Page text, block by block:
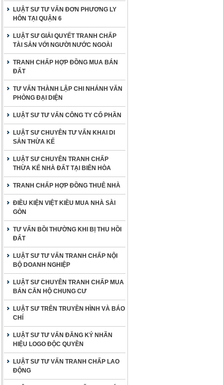
LUẬT SƯ TƯ VẤN ĐƠN PHƯƠNG LY
HÔN TẠI QUẬN 6
LUẬT SƯ GIẢI QUYẾT TRANH CHẤP
TÀI SẢN VỚI NGƯỜI NƯỚC NGOÀI
TRANH CHẤP HỢP ĐỒNG MUA BÁN
ĐẤT
TƯ VẤN THÀNH LẬP CHI NHÁNH VĂN
PHÒNG ĐẠI DIỆN
LUẬT SƯ TƯ VẤN CÔNG TY CỔ PHẦN
LUẬT SƯ CHUYÊN TƯ VẤN KHAI DI
SẢN THỪA KẾ
LUẬT SƯ CHUYÊN TRANH CHẤP
THỪA KẾ NHÀ ĐẤT TẠI BIÊN HÒA
TRANH CHẤP HỢP ĐỒNG THUÊ NHÀ
ĐIỀU KIỆN VIỆT KIỀU MUA NHÀ SÀI
GÒN
TƯ VẤN BỒI THƯỜNG KHI BỊ THU HỒI
ĐẤT
LUẬT SƯ TƯ VẤN TRANH CHẤP NỘI
BỘ DOANH NGHIỆP
LUẬT SƯ CHUYÊN TRANH CHẤP MUA
BÁN CĂN HỘ CHUNG CƯ
LUẬT SƯ TRÊN TRUYỀN HÌNH VÀ BÁO
CHÍ
LUẬT SƯ TƯ VẤN ĐĂNG KÝ NHÃN
HIỆU LOGO ĐỘC QUYỀN
LUẬT SƯ TƯ VẤN TRANH CHẤP LAO
ĐỘNG